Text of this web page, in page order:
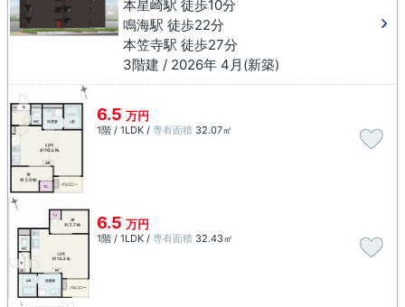
本星崎駅 徒歩10分
鳴海駅 徒歩22分
本笠寺駅 徒歩27分
3階建 / 2026年 4月(新築)
6.5 万円
1階 / 1LDK / 専有面積 32.07㎡
6.5 万円
1階 / 1LDK / 専有面積 32.43㎡